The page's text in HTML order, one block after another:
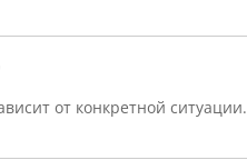
от конкретной ситуации.